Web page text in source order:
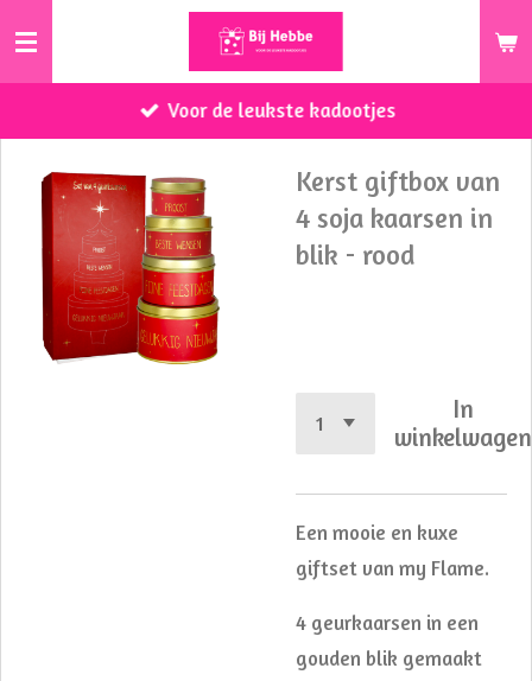
Ga
de
hoofdinhoud
Voor de leukste kadootjes
Kerst giftbox van
4 soja kaarsen in
blik - rood
In
winkelwagen
Een mooie en kuxe
giftset van my Flame.
4 geurkaarsen in een
gouden blik gemaakt